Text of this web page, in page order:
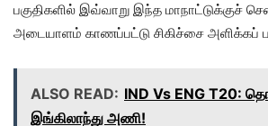
பகுதிகளில் இவ்வாறு இந்த மாநாட்டுக்குச்
அடையாளம் காணப்பட்டு சிகிச்சை அளிக்கப்
ALSO READ: IND Vs ENG T20:
இங்கிலாந்து அணி!